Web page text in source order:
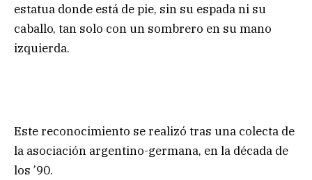
estatua donde está de pie, sin su espada ni su
caballo, tan solo con un sombrero en su mano
izquierda.
Este reconocimiento se realizó tras una colecta de
la asociación argentino-germana, en la década de
los ’90.